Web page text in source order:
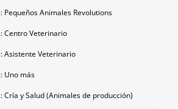
Pequeños Animales Revolutions
Centro Veterinario
Asistente Veterinario
Uno más
Cría y Salud (Animales de producción)